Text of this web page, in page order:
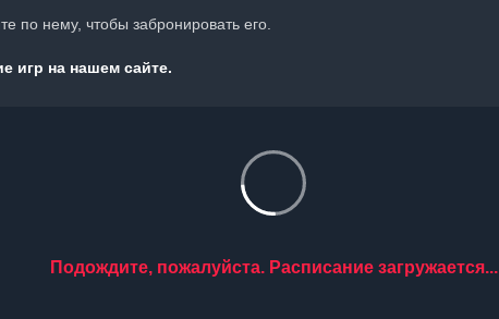
по нему, чтобы забронировать его.
игр на нашем сайте.
Подождите, пожалуйста. Расписание загружается...